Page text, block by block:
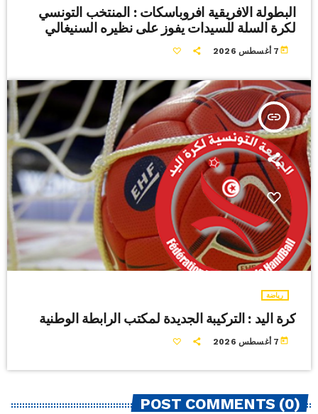
البطولة الافريقية افروباسكات : المنتخب التونسي
لكرة السلة للسيدات يفوز على نظيره السنيغالي
today 7 أغسطس 2026
insert_link
رياضة
كرة اليد : التركيبة الجديدة لمكتب الرابطة الوطنية
today 7 أغسطس 2026
POST COMMENTS (0)